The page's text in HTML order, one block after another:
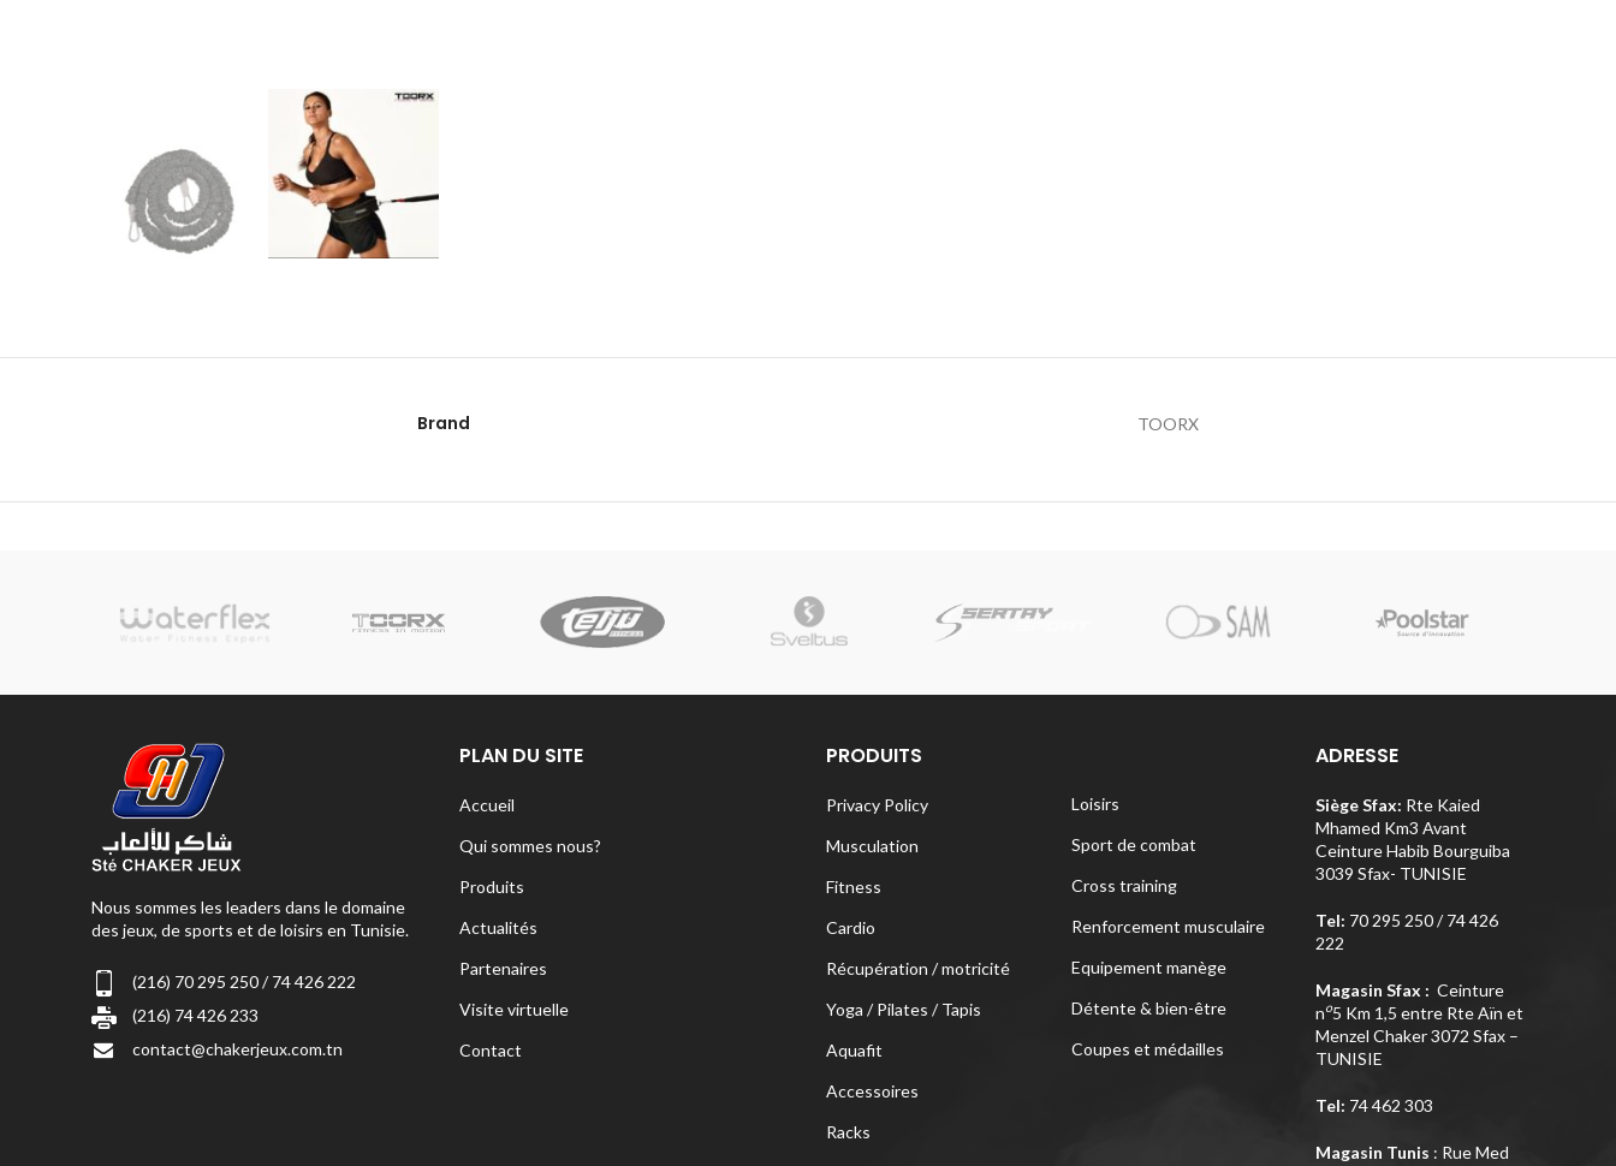
Brand TOORX
Nous sommes les leaders dans le domaine
des jeux, de sports et de loisirs en Tunisie.
(216) 70 295 250 / 74 426 222
(216) 74 426 233
contact@chakerjeux.com.tn
PLAN DU SITE
Accueil
Qui sommes nous?
Produits
Actualités
Partenaires
Visite virtuelle
Contact
PRODUITS
Privacy Policy
Musculation
Fitness
Cardio
Récupération / motricité
Yoga / Pilates / Tapis
Aquafit
Accessoires
Racks
Loisirs
Sport de combat
Cross training
Renforcement musculaire
Equipement manège
Détente & bien-être
Coupes et médailles
ADRESSE
Siège Sfax: Rte Kaied
Mhamed Km3 Avant
Ceinture Habib Bourguiba
3039 Sfax- TUNISIE
Tel: 70 295 250 / 74 426
222
Magasin Sfax : Ceinture
no5 Km 1,5 entre Rte Aïn et
Menzel Chaker 3072 Sfax –
TUNISIE
Tel: 74 462 303
Magasin Tunis : Rue Med